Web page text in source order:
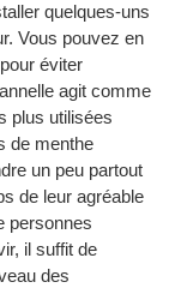
quelques-uns
Vous pouvez en
éviter
agit comme
plus utilisées
de menthe
un peu partout
de leur agréable
personnes
il suffit de
des